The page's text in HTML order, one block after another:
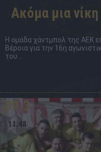
Ακόμα μια
Η ομάδα χάντμπολ της ΑΕΚ
Βέροια για την 16η
του...
09.3
11:48